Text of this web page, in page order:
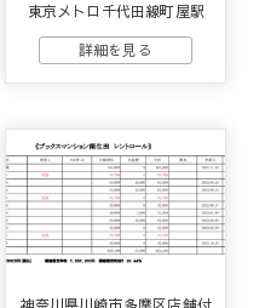
東京メトロ千代田線町屋駅